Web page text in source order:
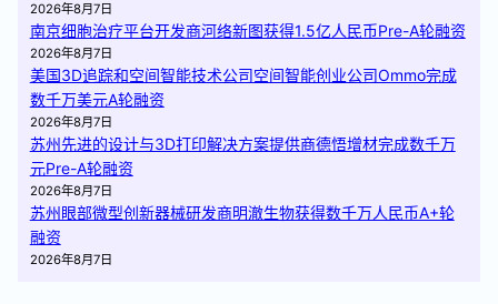
2026年8月7日
南京细胞治疗平台开发商河络新图获得1.5亿人民币Pre-A轮融资
2026年8月7日
美国3D追踪和空间智能技术公司空间智能创业公司Ommo完成
数千万美元A轮融资
2026年8月7日
苏州先进的设计与3D打印解决方案提供商德悟增材完成数千万
元Pre-A轮融资
2026年8月7日
苏州眼部微型创新器械研发商明澈生物获得数千万人民币A+轮
融资
2026年8月7日